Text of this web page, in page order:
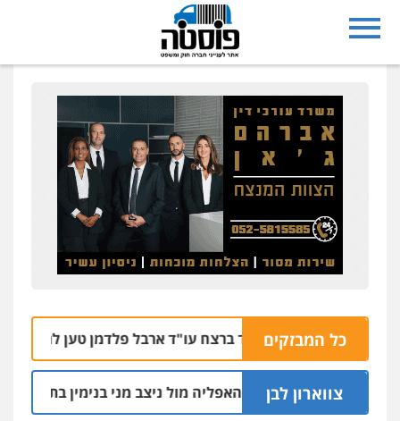
כל המבזקים
החשוד ברצח עו"ד ארבל פלדמן טען לרקע נפשי ושתק
צווארון לבן
הקצין הבכיר והאפליה מול ניצב מני בנימין בתיק נצרת וארגון